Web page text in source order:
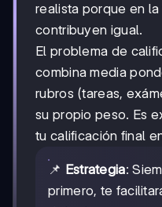
realista porque en
contribuyen igual.
El problema de
combina media
rubros (tareas,
su propio peso. Es
tu calificación final
📌 Estrategia:
primero, te